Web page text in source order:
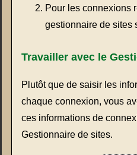
Pour les connexions
gestionnaire de sites
Travailler avec le
Plutôt que de saisir les
chaque connexion, vous
ces informations de
Gestionnaire de sites.